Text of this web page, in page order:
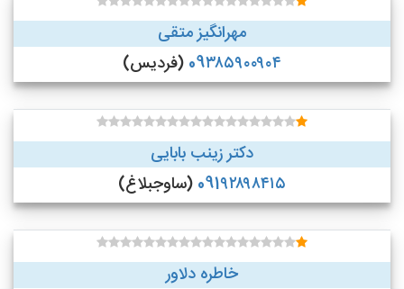
مهرانگیز متقی
09۳۸۵۹۰۰۹۰۴ (فردیس)
دکتر زینب بابایی
091۹۲۸۹۸۴۱۵ (ساوجبلاغ)
خاطره دلاور